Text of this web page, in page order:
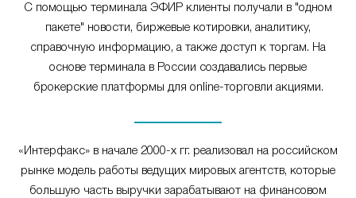
С помощью терминала ЭФИР клиенты получали в "одном
пакете" новости, биржевые котировки, аналитику,
справочную информацию, а также доступ к торгам. На
основе терминала в России создавались первые
брокерские платформы для online-торговли акциями.
«Интерфакс» в начале 2000-х гг. реализовал на российском
рынке модель работы ведущих мировых агентств, которые
большую часть выручки зарабатывают на финансовом